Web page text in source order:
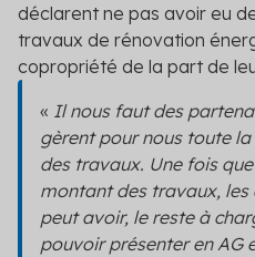
déclarent ne pas avoir eu
travaux de rénovation
copropriété de la part de
« Il nous faut des
gèrent pour nous toute
des travaux. Une fois
montant des travaux, les
peut avoir, le reste à
pouvoir présenter en AG